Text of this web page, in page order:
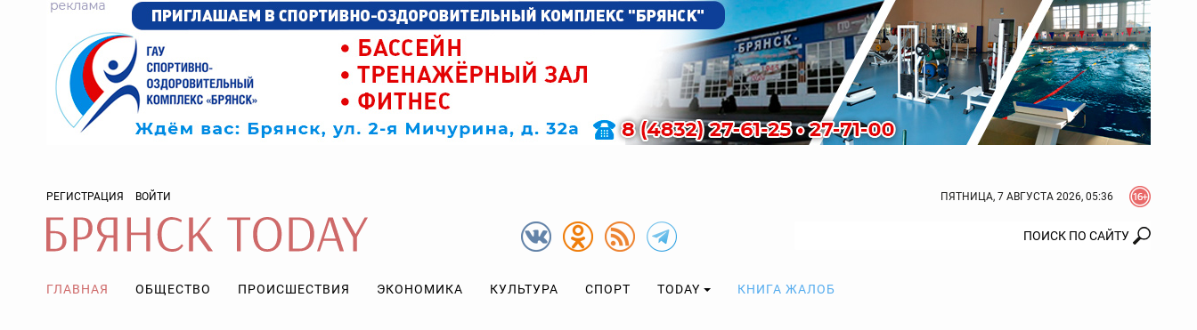
РЕГИСТРАЦИЯ ВОЙТИ ПЯТНИЦА, 7 АВГУСТА 2026, 05:36
ГЛАВНАЯ ОБЩЕСТВО ПРОИСШЕСТВИЯ ЭКОНОМИКА КУЛЬТУРА СПОРТ TODAY КНИГА ЖАЛОБ